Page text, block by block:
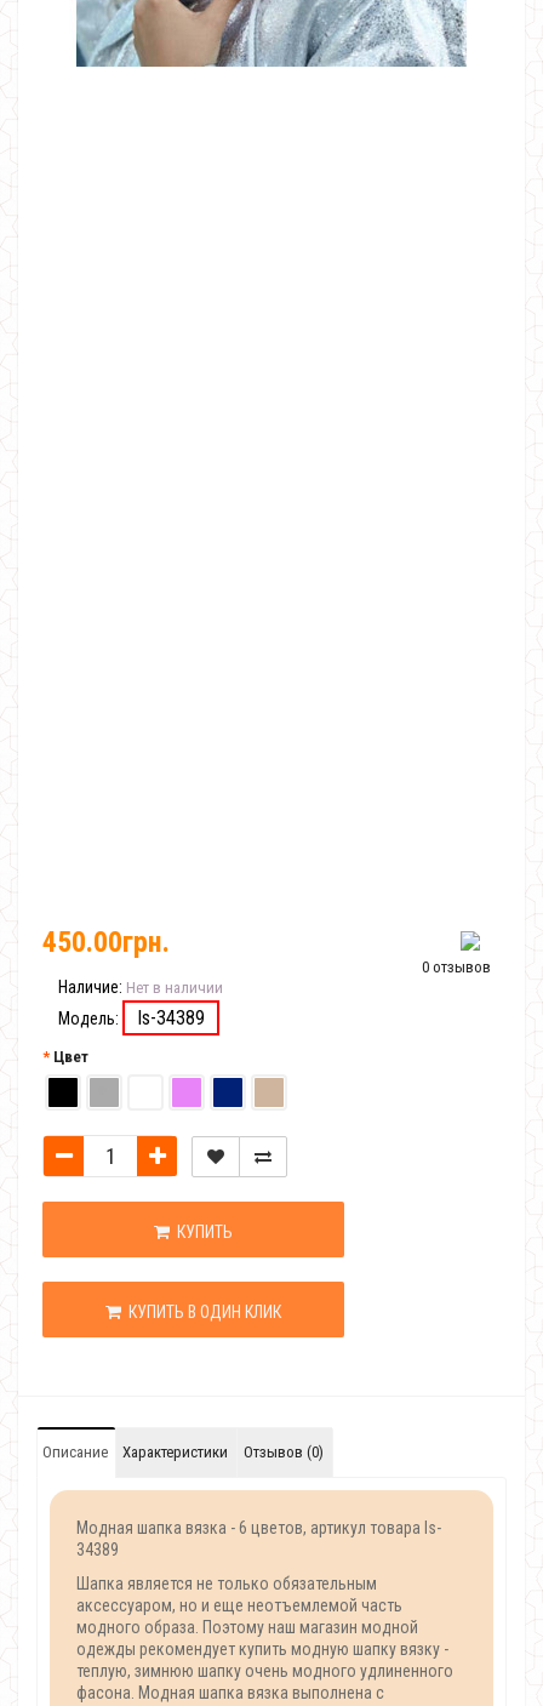
0 отзывов
450.00грн.
Наличие: Нет в наличии
Модель: Is-34389
Цвет
КУПИТЬ
КУПИТЬ В ОДИН КЛИК
Описание Характеристики Отзывов (0)
Модная шапка вязка - 6 цветов, артикул товара Is-
34389
Шапка является не только обязательным
аксессуаром, но и еще неотъемлемой часть
модного образа. Поэтому наш магазин модной
одежды рекомендует купить модную шапку вязку -
теплую, зимнюю шапку очень модного удлиненного
фасона. Модная шапка вязка выполнена с